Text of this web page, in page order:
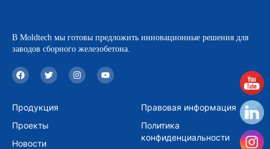
В Moldtech мы готовы предложить инновационные решения для
заводов сборного железобетона.
F
a
c
b
o
k
T
w
i
t
e
I
n
s
Y
o
u
Продукция
Проекты
Новости
Правовая информация
Политика
конфиденциальности